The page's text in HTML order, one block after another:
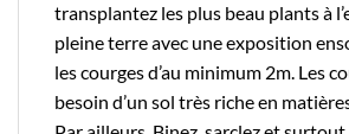
transplantez les plus beau plants à
pleine terre avec une exposition
les courges d’au minimum 2m. Les
besoin d’un sol très riche en